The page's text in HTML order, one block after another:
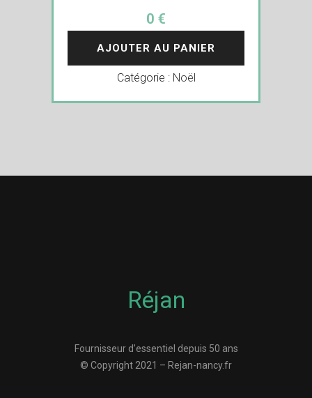
0 €
AJOUTER AU PANIER
Catégorie : Noël
Réjan
Fournisseur d’essentiel depuis 50 ans
© Copyright 2021 – Rejan-nancy.fr